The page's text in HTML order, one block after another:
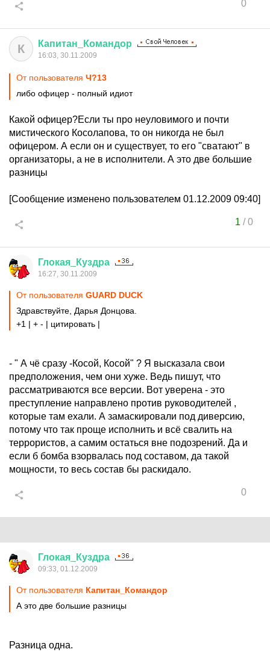
0
К Капитан Командор
16:03, 30.11.2009
От пользователя Ч?13
либо офицер - полный идиот
Какой офицер?Если ты про неуловимого и почти
мистического Косолапова, то он никогда не был
офицером. А если он и существует, то его "сватают" в
организаторы, а не в исполнители. А это две большие
разницы
[Сообщение изменено пользователем 01.12.2009 09:40]
1 /0
Глокая Куздра
16:27, 30.11.2009
От пользователя GUARD DUCK
Здравствуйте, Дарья Донцова.
+1 | + - | цитировать |
- " А чё сразу -Косой, Косой" ? Я высказала свои
предположения, чем они хуже. Ведь пишут, что
рассматриваются все версии. Вот уверена - это
преступление направлено против руководителей ,
которые там ехали. А замаскировали под диверсию,
потому что так проще исполнить и всё свалить на
террористов, а самим остаться вне подозрений. Да и
если б бомба взорвалась под составом, да такой
мощности, то весь состав бы раскидало.
0
Глокая Куздра
09:33, 01.12.2009
От пользователя Капитан_Командор
А это две большие разницы
Разница одна.